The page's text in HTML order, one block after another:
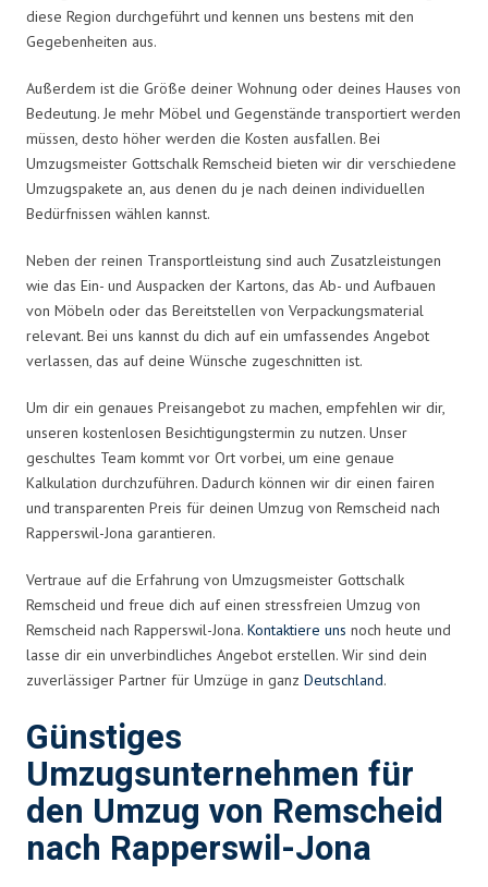
diese Region durchgeführt und kennen uns bestens mit den
Gegebenheiten aus.
Außerdem ist die Größe deiner Wohnung oder deines Hauses von
Bedeutung. Je mehr Möbel und Gegenstände transportiert werden
müssen, desto höher werden die Kosten ausfallen. Bei
Umzugsmeister Gottschalk Remscheid bieten wir dir verschiedene
Umzugspakete an, aus denen du je nach deinen individuellen
Bedürfnissen wählen kannst.
Neben der reinen Transportleistung sind auch Zusatzleistungen
wie das Ein- und Auspacken der Kartons, das Ab- und Aufbauen
von Möbeln oder das Bereitstellen von Verpackungsmaterial
relevant. Bei uns kannst du dich auf ein umfassendes Angebot
verlassen, das auf deine Wünsche zugeschnitten ist.
Um dir ein genaues Preisangebot zu machen, empfehlen wir dir,
unseren kostenlosen Besichtigungstermin zu nutzen. Unser
geschultes Team kommt vor Ort vorbei, um eine genaue
Kalkulation durchzuführen. Dadurch können wir dir einen fairen
und transparenten Preis für deinen Umzug von Remscheid nach
Rapperswil-Jona garantieren.
Vertraue auf die Erfahrung von Umzugsmeister Gottschalk
Remscheid und freue dich auf einen stressfreien Umzug von
Remscheid nach Rapperswil-Jona. Kontaktiere uns noch heute und
lasse dir ein unverbindliches Angebot erstellen. Wir sind dein
zuverlässiger Partner für Umzüge in ganz Deutschland.
Günstiges
Umzugsunternehmen für
den Umzug von Remscheid
nach Rapperswil-Jona